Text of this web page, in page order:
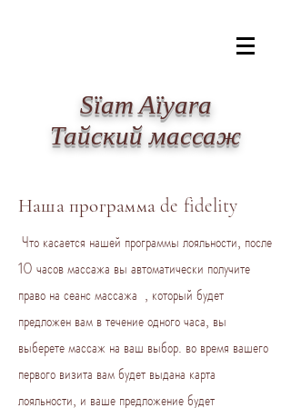
​Sïam Aïyara
Тайский массаж
Наша программа de fidelity
Что касается нашей программы лояльности, после
10 часов массажа вы автоматически получите
право на сеанс массажа , который будет
предложен вам в течение одного часа, вы
выберете массаж на ваш выбор. во время вашего
первого визита вам будет выдана карта
лояльности, и ваше предложение будет